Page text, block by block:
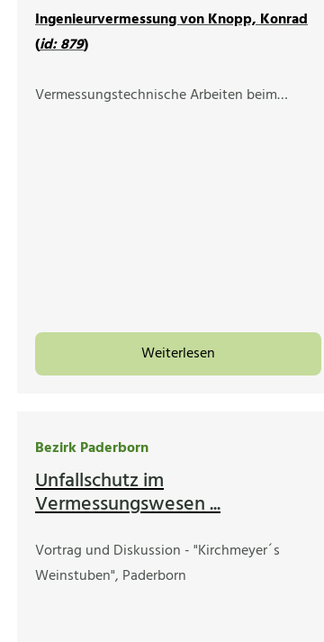
Ingenieurvermessung von Knopp, Konrad
(id: 879)
Vermessungstechnische Arbeiten beim…
Weiterlesen
Bezirk Paderborn
Unfallschutz im
Vermessungswesen ...
Vortrag und Diskussion - "Kirchmeyer´s
Weinstuben", Paderborn